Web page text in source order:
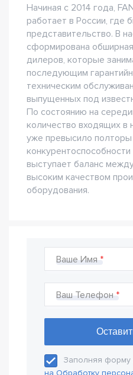
Начиная с 2014 года,
работает в России, где
представительство. В
сформирована
дилеров, которые
последующим
техническим
выпущенных под
По состоянию на
количество входящих в
уже превысило полторы
выступает баланс
высоким качеством
оборудования.
Ваше Имя
Ваш Телефон
Заполняя
на Обработку